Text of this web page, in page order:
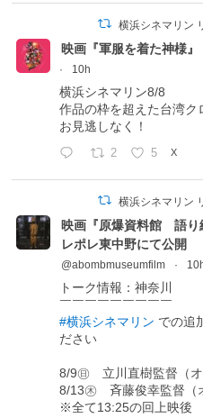
横浜シネマリン
映画『軍服を着た神様
·
10h
横浜シネマリン8/8
作品の枠を超えた台湾ク
お見逃しなく！
2 5 X
横浜シネマリン
映画『原爆資料館 語り
レポレ東中野にて公開
@abombmuseumfilm ·
トーク情報：神奈川
￣￣￣￣￣￣￣￣￣
#横浜シネマリン での追
ださい
8/9㊐ 立川直樹監督（オ
8/13㊍ 斉藤俊幸監督（
※全て13:25の回上映後